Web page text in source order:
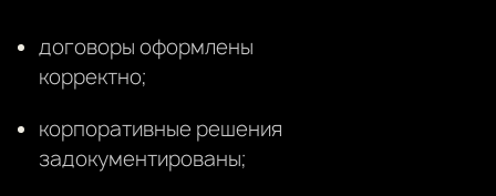
договоры оформлены
корректно;
корпоративные решения
задокументированы;